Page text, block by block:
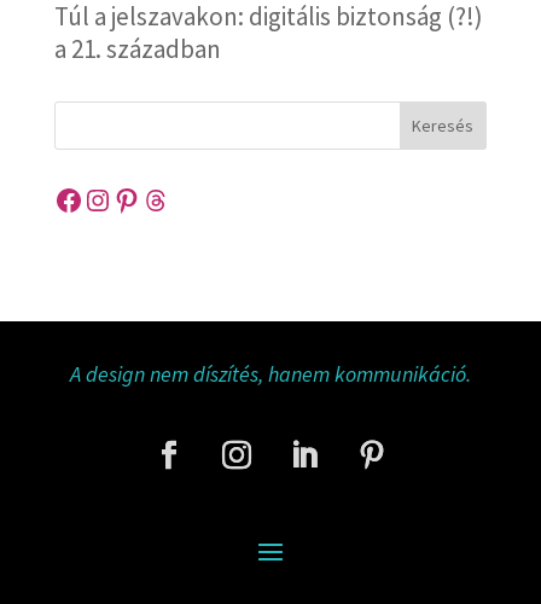
Túl a jelszavakon: digitális biztonság (?!)
a 21. században
Keresés
Facebook
Instagram
Pinterest
Threads
A design nem díszítés, hanem kommunikáció.